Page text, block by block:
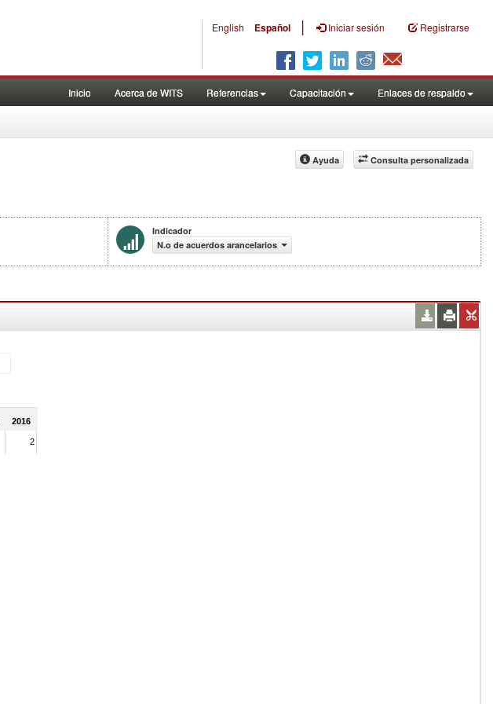
English Español | Iniciar sesión Registrarse
Inicio Acerca de WITS Referencias Capacitación Enlaces de respaldo
Consulta personalizada
Ayuda
Indicador
N.o de acuerdos arancelarios
2016
2